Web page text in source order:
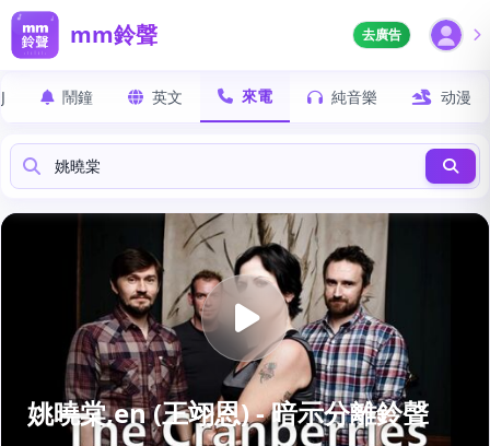
mm鈴聲 去廣告
鬧鐘 英文 來電 純音樂 动漫
姚曉棠,en (王翊恩) - 暗示分離鈴聲